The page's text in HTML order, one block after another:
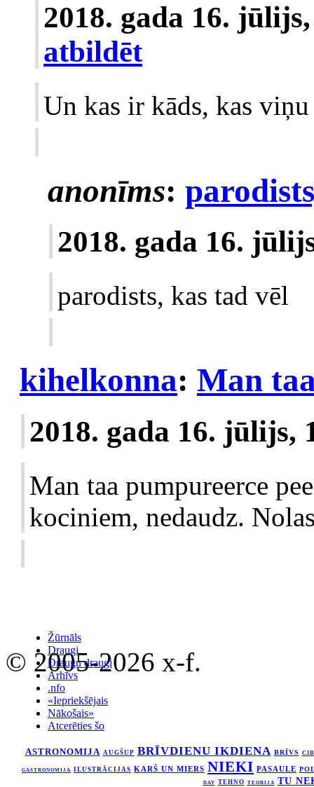
2018. gada 16.
atbildēt
Un kas ir kāds, kas viņu
anonīms:
2018. gada 16.
parodists, kas tad vēl
kihelkonna: Man
2018. gada 16. jūlijs,
Man taa pumpureerce
kociniem, nedaudz.
Žūrnāls
Draugi
Draugu draugi
Arhīvs
.nfo
«Iepriekšējais
Nākošais»
Atcerēties šo
ASTRONOMIJA AUGŠUP BRĪVDIENU IKDIENA BRĪVS
GASTRONOMIJA ILUSTRĀCIJAS KARŠ UN MIERS NIEKI PASAULE
DAY TEHNO TEORIJA TU
© 2005-2026 x-f.